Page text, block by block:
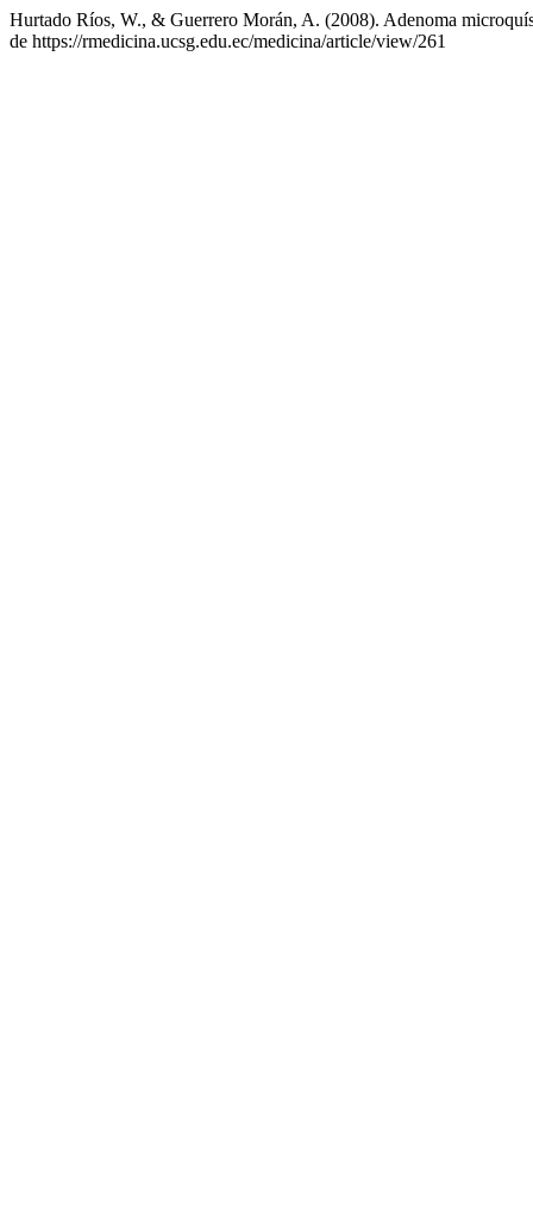
Hurtado Ríos, W., & Guerrero Morán, A. (2008). Adenoma
de https://rmedicina.ucsg.edu.ec/medicina/article/view/261